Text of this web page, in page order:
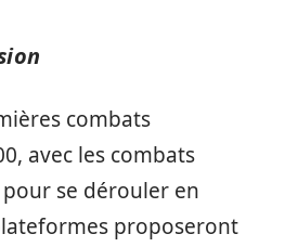
combats
avec les combats
se dérouler en
proposeront